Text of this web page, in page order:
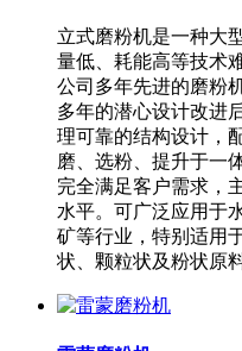
立式磨粉机是一种大
量低、耗能高等技术
公司多年先进的磨粉
多年的潜心设计改进
理可靠的结构设计，
磨、选粉、提升于一
完全满足客户需求，
水平。可广泛应用于
矿等行业，特别适用
状、颗粒状及粉状原